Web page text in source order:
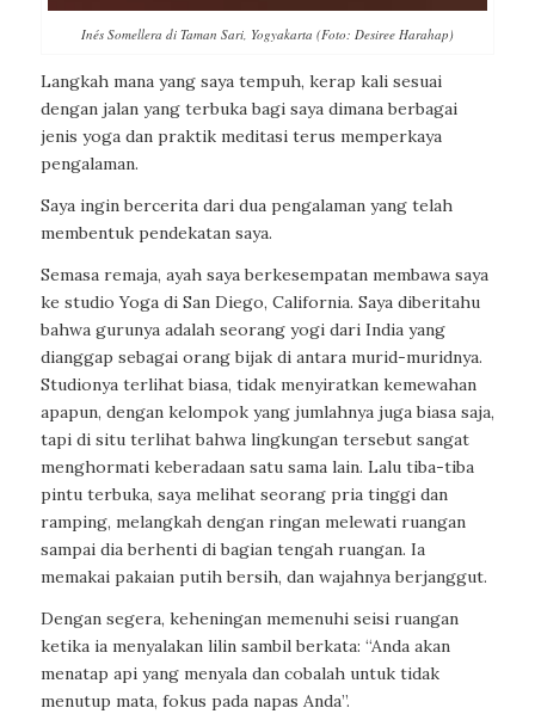
Inés Somellera di Taman Sari, Yogyakarta (Foto: Desiree Harahap)
Langkah mana yang saya tempuh, kerap kali sesuai
dengan jalan yang terbuka bagi saya dimana berbagai
jenis yoga dan praktik meditasi terus memperkaya
pengalaman.
Saya ingin bercerita dari dua pengalaman yang telah
membentuk pendekatan saya.
Semasa remaja, ayah saya berkesempatan membawa saya
ke studio Yoga di San Diego, California. Saya diberitahu
bahwa gurunya adalah seorang yogi dari India yang
dianggap sebagai orang bijak di antara murid-muridnya.
Studionya terlihat biasa, tidak menyiratkan kemewahan
apapun, dengan kelompok yang jumlahnya juga biasa saja,
tapi di situ terlihat bahwa lingkungan tersebut sangat
menghormati keberadaan satu sama lain. Lalu tiba-tiba
pintu terbuka, saya melihat seorang pria tinggi dan
ramping, melangkah dengan ringan melewati ruangan
sampai dia berhenti di bagian tengah ruangan. Ia
memakai pakaian putih bersih, dan wajahnya berjanggut.
Dengan segera, keheningan memenuhi seisi ruangan
ketika ia menyalakan lilin sambil berkata: “Anda akan
menatap api yang menyala dan cobalah untuk tidak
menutup mata, fokus pada napas Anda”.